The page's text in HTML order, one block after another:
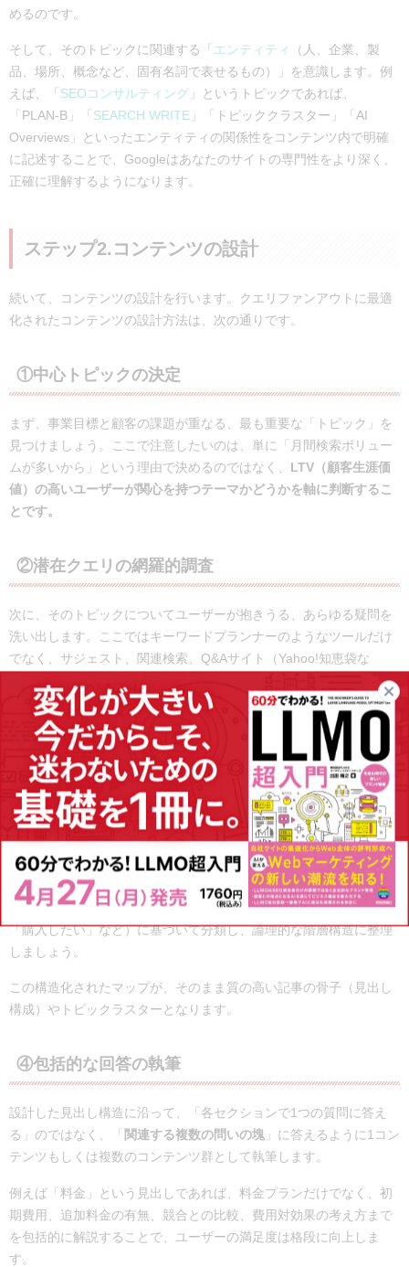
めるのです。
そして、そのトピックに関連する「 エンティティ
（人、企業、製
品、場所、概念など、固有名詞で表せるもの）」を意識します。例
えば、「 SEOコンサルティング 」というトピックであれば、
「PLAN-B」「 SEARCH WRITE 」「トピッククラスター」「AI
Overviews」といったエンティティの関係性をコンテンツ内で明確
に記述することで、Googleはあなたのサイトの専門性をより深く、
正確に理解するようになります。
ステップ2.コンテンツの設計
続いて、コンテンツの設計を行います。クエリファンアウトに最適
化されたコンテンツの設計方法は、次の通りです。
①中心トピックの決定
まず、事業目標と顧客の課題が重なる、最も重要な「トピック」を
見つけましょう。ここで注意したいのは、単に「月間検索ボリュー
ムが多いから」という理由で決めるのではなく、 LTV（顧客生涯価
値）の高いユーザーが関心を持つテーマかどうかを軸に判断するこ
とです。
②潜在クエリの網羅的調査
次に、そのトピックについてユーザーが抱きうる、あらゆる疑問を
洗い出します。ここではキーワードプランナーのようなツールだけ
でなく、サジェスト、関連検索、Q&Aサイト（Yahoo!知恵袋な
（FAQ）まで、あらゆる情報源を活用しましょう。
「どこまで深掘りすればよいのか？」という問いに明確な答えはあ
りませんが、少なくとも競合上位10サイトが扱っているクエリは、
最低限カバーすべき必須項目として捉えるべきです。
③意図のグルーピングと構造化
調査で集めた大量のクエリは、そのままでは使えません。類似の検
索意図（「情報を知りたい」「比較したい」「方法を知りたい」
「購入したい」など）に基づいて分類し、論理的な階層構造に整理
しましょう。
この構造化されたマップが、そのまま質の高い記事の骨子（見出し
構成）やトピックラスターとなります。
④包括的な回答の執筆
設計した見出し構造に沿って、「各セクションで1つの質問に答え
る」のではなく、「 関連する複数の問いの塊 」に答えるように1コン
テンツもしくは複数のコンテンツ群として執筆します。
例えば「料金」という見出しであれば、料金プランだけでなく、初
期費用、追加料金の有無、競合との比較、費用対効果の考え方まで
を包括的に解説することで、ユーザーの満足度は格段に向上しま
す。